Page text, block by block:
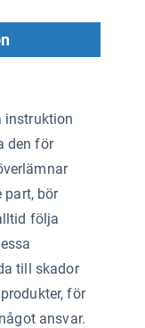
instruktion
den för
part, bör
följa
till skador
för
ansvar.